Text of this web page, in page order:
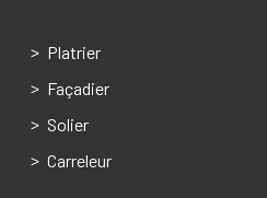
Platrier
Façadier
Solier
Carreleur